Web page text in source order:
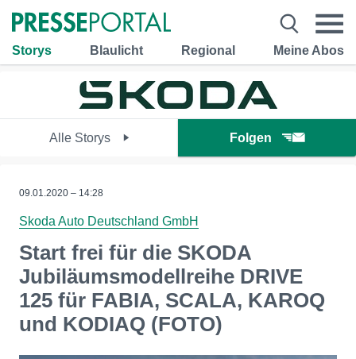
Storys Blaulicht Regional Meine Abos
Alle Storys Folgen
09.01.2020 – 14:28
Skoda Auto Deutschland GmbH
Start frei für die SKODA
Jubiläumsmodellreihe DRIVE
125 für FABIA, SCALA, KAROQ
und KODIAQ (FOTO)